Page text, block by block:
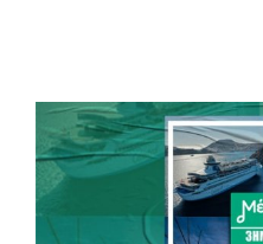
View
Larger
Image